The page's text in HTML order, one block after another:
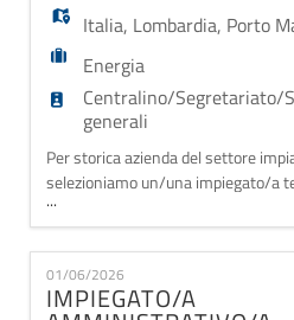
Italia, Lombardia, Porto
Energia
Centralino/Segretariato/
generali
Per storica azienda del settore
selezioniamo un/una impiegato/a
in area gestione pratiche progetti
figura inserita nell'ufficio energie
supporto alla segreteria di
nella gestione della
- controllo e manutenzio
...
01/06/2026
IMPIEGATO/A